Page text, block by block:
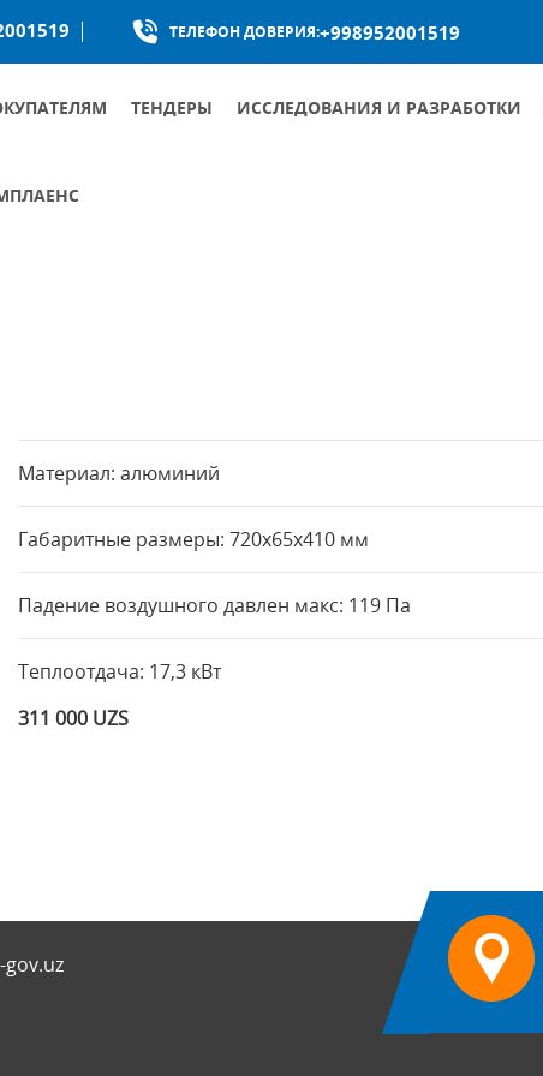
ТЕЛЕФОН ДОВЕРИЯ:+998952001519
ТЕНДЕРЫ ИССЛЕДОВАНИЯ И РАЗРАБОТКИ
Материал: алюминий
Габаритные размеры: 720x65x410 мм
Падение воздушного давлен макс: 119 Па
Теплоотдача: 17,3 кВт
311 000 UZS
gov.uz